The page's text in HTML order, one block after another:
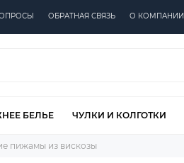
ОБРАТНАЯ СВЯЗЬ О КОМПАНИИ
БЕЛЬЕ ЧУЛКИ И КОЛГОТКИ
пижамы из вискозы